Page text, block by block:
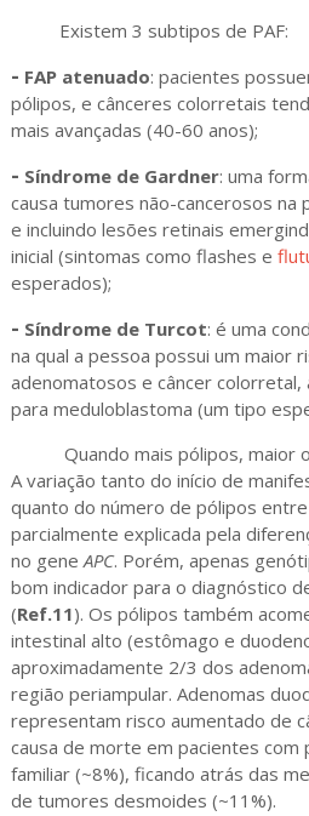
Existem 3 subtipos de PAF:
- FAP atenuado: pacientes
pólipos, e cânceres colorretais
mais avançadas (40-60 anos);
- Síndrome de Gardner: uma
causa tumores não-cancerosos na
e incluindo lesões retinais
inicial (sintomas como flashes e
esperados);
- Síndrome de Turcot: é uma
na qual a pessoa possui um maior
adenomatosos e câncer colorretal,
para meduloblastoma (um tipo
Quando mais pólipos, maior o
A variação tanto do início de
quanto do número de pólipos
parcialmente explicada pela
no geneAPC. Porém, apenas
bom indicador para o diagnóstico
(Ref.11). Os pólipos também
intestinal alto (estômago e
aproximadamente 2/3 dos
região periampular. Adenomas
representam risco aumentado de
causa de morte em pacientes com
familiar (~8%), ficando atrás das
de tumores desmoides (~11%).